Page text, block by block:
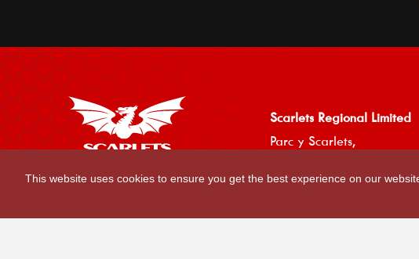
This website uses cookies to ensure you get the best experience on our
Scarlets Regional Limited
Parc y Scarlets,